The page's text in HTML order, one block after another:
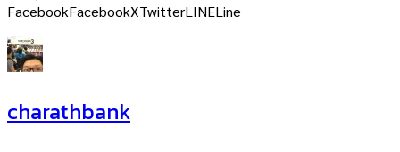
FacebookFacebookXTwitterLINELine
charathbank